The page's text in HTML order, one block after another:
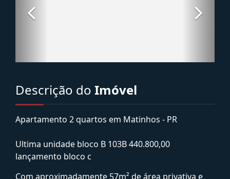
Descrição do Imóvel
Apartamento 2 quartos em Matinhos - PR
Ultima unidade bloco B 103B 440.800,00
lançamento bloco c
Com aproximadamente 57m² de área privativa e